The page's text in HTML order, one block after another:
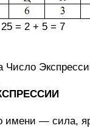
= 2 + 5 = 7
Число
имени — сила,